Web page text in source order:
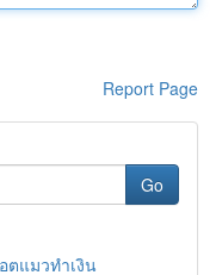
Report Page
Go
ตแมวทำเงิน